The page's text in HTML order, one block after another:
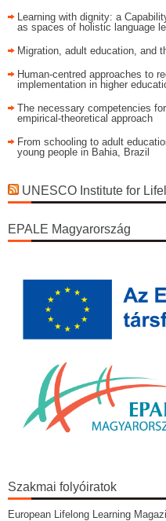
Learning with dignity: a
as spaces of holistic language
Migration, adult education, and
Human-centred approaches to
implementation in higher
The necessary competencies
empirical-theoretical approach
From schooling to adult
young people in Bahia, Brazil
UNESCO Institute for
EPALE Magyarország
Szakmai folyóiratok
European Lifelong Learning